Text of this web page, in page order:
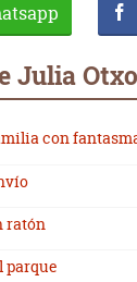
Julia
con
ratón
parque